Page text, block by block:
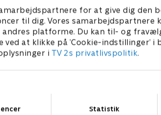
for at give dig den
til dig. Vores samarbejdspartnere
platforme. Du kan til- og
at klikke på ’Cookie-indstillinger’ i
i TV 2s privatlivspolitik.
Statistik